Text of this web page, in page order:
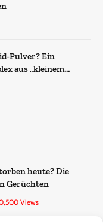
Pulver? Ein
aus „kleinem
heute? Die
Gerüchten
Views